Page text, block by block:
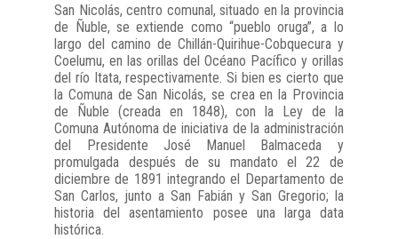
San Nicolás, centro comunal, situado en la provincia
de Ñuble, se extiende como “pueblo oruga”, a lo
largo del camino de Chillán-Quirihue-Cobquecura y
Coelumu, en las orillas del Océano Pacífico y orillas
del río Itata, respectivamente. Si bien es cierto que
la Comuna de San Nicolás, se crea en la Provincia
de Ñuble (creada en 1848), con la Ley de la
Comuna Autónoma de iniciativa de la administración
del Presidente José Manuel Balmaceda y
promulgada después de su mandato el 22 de
diciembre de 1891 integrando el Departamento de
San Carlos, junto a San Fabián y San Gregorio; la
historia del asentamiento posee una larga data
histórica.